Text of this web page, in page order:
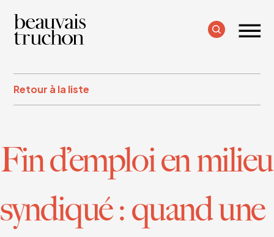
Retour à la liste
Fin d’emploi en milieu
syndiqué : quand une